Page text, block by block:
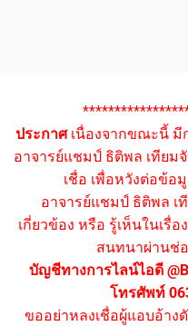
ประกาศเนื่องจากขณะนี้ มี
อาจารย์แชมป์ ธิติพล เทียม
เชื่อ เพื่อหวังต่อข้
อาจารย์แชมป์ ธิติพล เ
เกี่ยวข้อง หรือ รู้เห็นในเรื่
สนทนาผ่านช่
บัญชีทางการไลน์ไอดี
โทรศัพท์
ขออย่าหลงเชื่อผู้แอบอ้าง